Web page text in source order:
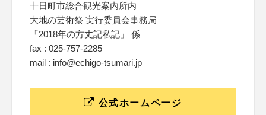
十日町市総合観光案内所内
大地の芸術祭 実行委員会事務局
「2018年の方丈記私記」 係
fax : 025-757-2285
mail : info@echigo-tsumari.jp
公式ホームページ